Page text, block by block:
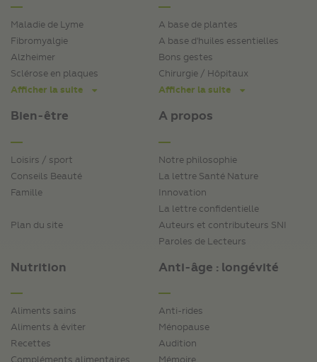
Maladie de Lyme
Fibromyalgie
Alzheimer
Sclérose en plaques
Afficher la suite
Bien-être
Loisirs / sport
Conseils Beauté
Famille
Plan du site
A base de plantes
A base d'huiles essentielles
Bons gestes
Chirurgie / Hôpitaux
Afficher la suite
A propos
Notre philosophie
La lettre Santé Nature
Innovation
La lettre confidentielle
Auteurs et contributeurs SNI
Paroles de Lecteurs
Nutrition
Aliments sains
Aliments à éviter
Recettes
Anti-âge : longévité
Anti-rides
Ménopause
Audition